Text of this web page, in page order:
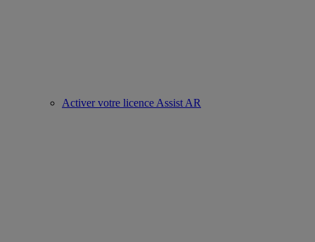
Activer votre licence Assist AR